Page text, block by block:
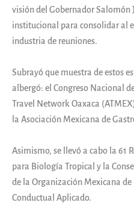
visión del Gobernador Salomón
institucional para consolidar al
industria de reuniones.
Subrayó que muestra de estos
albergó: el Congreso Nacional
Travel Network Oaxaca
la Asociación Mexicana de
Asimismo, se llevó a cabo la 61
para Biología Tropical y la
de la Organización Mexicana
Conductual Aplicado.